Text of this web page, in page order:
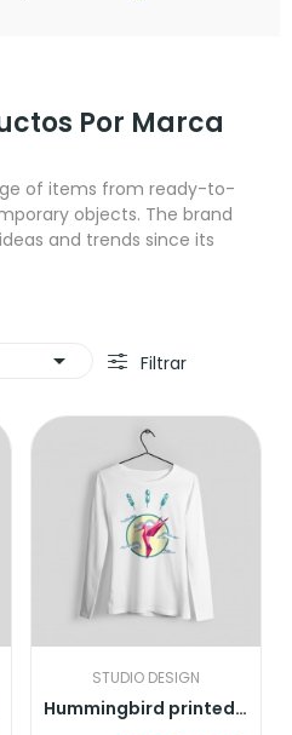
Por Marca
of items from ready-to-
objects. The brand
and trends since its
 Filtrar
STUDIO DESIGN
Hummingbird printed sweater